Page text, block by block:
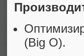
(Big O).